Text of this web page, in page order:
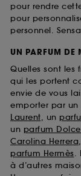
pour rendre
pour
personnel.
UN PARFUM DE
Quelles sont les
qui les portent
envie de vous
emporter par un
Laurent, un
un parfum
Carolina Herrera
parfum Hermès.
à d’autres